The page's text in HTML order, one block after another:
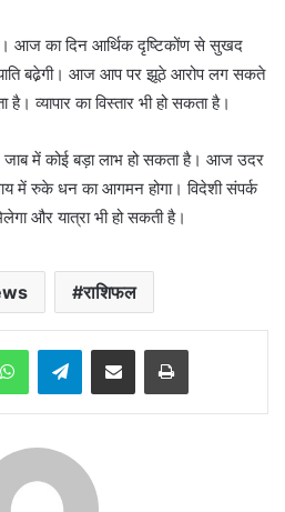
आज का दिन आर्थिक दृष्टिकोंण से सुखद
बढे़गी। आज आप पर झूठे आरोप लग सकते
व्यापार का विस्तार भी हो सकता है।
जाब में कोई बड़ा लाभ हो सकता है। आज उदर
में रुके धन का आगमन होगा। विदेशी संपर्क
और यात्रा भी हो सकती है।
राशिफल
Telegram